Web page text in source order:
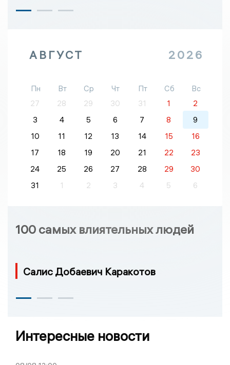
АВГУСТ 2026
Пн Вт Ср Чт Пт Сб
Вс
27
28 29 30 31 1
2
3
4 5 6 7 8
9
10
11 12 13 14 15
16
17
18 19 20 21 22
23
24
25 26 27 28 29
30
31
1 2 3 4 5 6
100 самых влиятельных людей
Салис Добаевич Каракотов
Интересные новости